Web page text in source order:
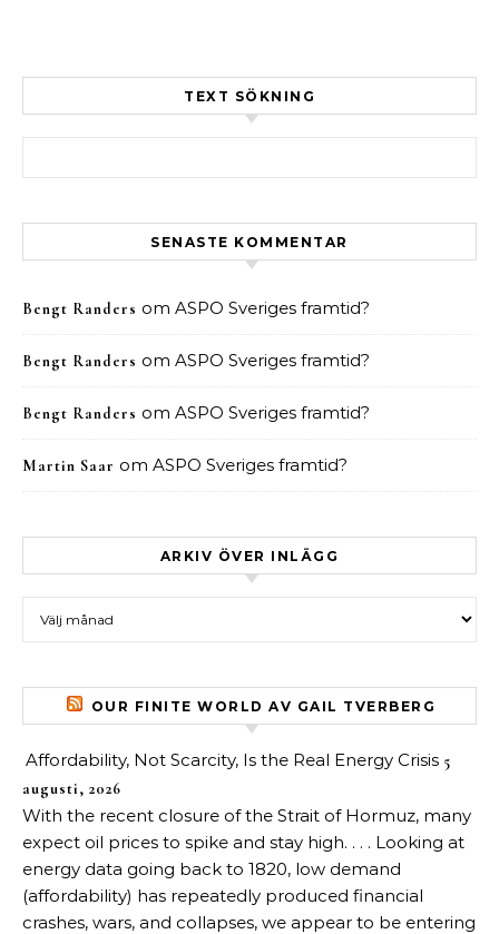
TEXT SÖKNING
SENASTE KOMMENTAR
Bengt Randers om ASPO Sveriges framtid?
Bengt Randers om ASPO Sveriges framtid?
Bengt Randers om ASPO Sveriges framtid?
Martin Saar om ASPO Sveriges framtid?
ARKIV ÖVER INLÄGG
OUR FINITE WORLD AV GAIL TVERBERG
Affordability, Not Scarcity, Is the Real Energy Crisis 5
augusti, 2026
With the recent closure of the Strait of Hormuz, many
expect oil prices to spike and stay high. . . . Looking at
energy data going back to 1820, low demand
(affordability) has repeatedly produced financial
crashes, wars, and collapses, we appear to be entering